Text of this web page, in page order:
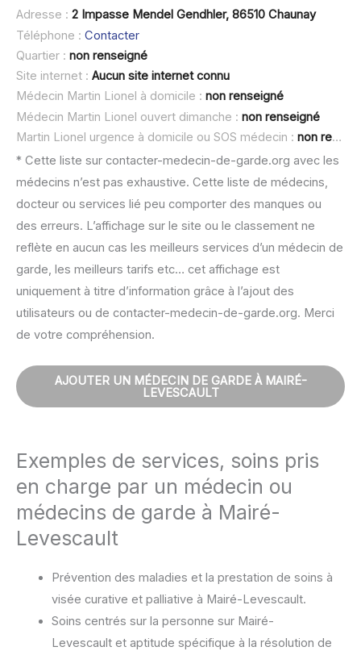
Adresse : 2 Impasse Mendel Gendhler, 86510 Chaunay
Téléphone : Contacter
Quartier : non renseigné
Site internet : Aucun site internet connu
Médecin Martin Lionel à domicile : non renseigné
Médecin Martin Lionel ouvert dimanche : non renseigné
Martin Lionel urgence à domicile ou SOS médecin : non renseigné
* Cette liste sur contacter-medecin-de-garde.org avec les
médecins n’est pas exhaustive. Cette liste de médecins,
docteur ou services lié peu comporter des manques ou
des erreurs. L’affichage sur le site ou le classement ne
reflète en aucun cas les meilleurs services d’un médecin de
garde, les meilleurs tarifs etc… cet affichage est
uniquement à titre d’information grâce à l’ajout des
utilisateurs ou de contacter-medecin-de-garde.org. Merci
de votre compréhension.
AJOUTER UN MÉDECIN DE GARDE À MAIRÉ-
LEVESCAULT
Exemples de services, soins pris
en charge par un médecin ou
médecins de garde à Mairé-
Levescault
Prévention des maladies et la prestation de soins à
visée curative et palliative à Mairé-Levescault.
Soins centrés sur la personne sur Mairé-
Levescault et aptitude spécifique à la résolution de